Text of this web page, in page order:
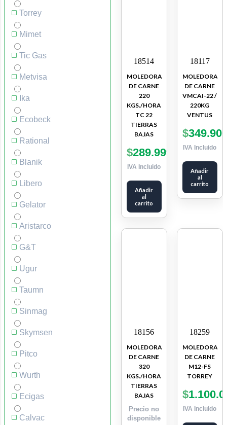
Torrey
Mimet
Tic Gas
Metvisa
Ika
Ecobeck
Rational
Blanik
Libero
Gelator
Aristarco
G&T
Ugur
Taumn
Sinmag
Skymsen
Pitco
Wurth
Ecigas
Calvac
18514
MOLEDORA
DE CARNE
220
KGS./HORA
TC 22
TIERRAS
BAJAS
$289.999
IVA Incluido
Añadir
al
carrito
18117
MOLEDORA
DE CARNE
VMCAI-22 /
220KG
VENTUS
$
IVA Incluido
Añadir
al
carrito
18156
MOLEDORA
DE CARNE
320
KGS./HORA
TIERRAS
BAJAS
Precio no
disponible
18259
MOLEDORA
DE CARNE
M12-FS
TORREY
$
IVA Incluido